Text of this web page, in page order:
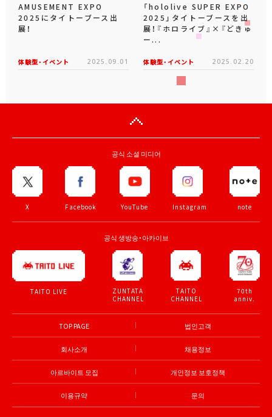
AMUSEMENT EXPO
2025にタイトーブース出
展！
体験型・イベント 2025.09.01
「hololive SUPER EXPO
2025」タイトーブースを出
展！『ホロライブ』×『どきゅ
ー...
体験型・イベント 2025.02.20
공식 소셜 미디어
X Facebook YouTube Instagram note
공식 생방송・아카이브
TAITO LIVE
ZUNTATA
CHANNEL
TAITO
CHANNEL
70th
anniv.
TOP PAGE 법인고객
회사소개 채용정보
아르바이트 모집 개인정보 보호정책
이용규약 문의